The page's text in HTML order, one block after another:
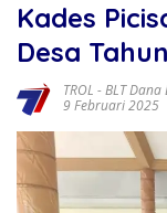
Kades
Desa
TROL -BLT Dana
9 Februari 2025